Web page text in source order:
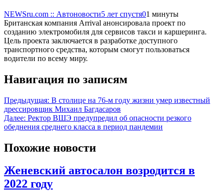
NEWSru.com :: Автоновости5 лет спустя01 минуты
Британская компания Arrival анонсировала проект по
созданию электромобиля для сервисов такси и каршеринга.
Цель проекта заключается в разработке доступного
транспортного средства, которым смогут пользоваться
водители по всему миру.
Навигация по записям
Предыдущая: В столице на 76-м году жизни умер известный
дрессировщик Михаил Багдасаров
Далее: Ректор ВШЭ предупредил об опасности резкого
обеднения среднего класса в период пандемии
Похожие новости
Женевский автосалон возродится в
2022 году